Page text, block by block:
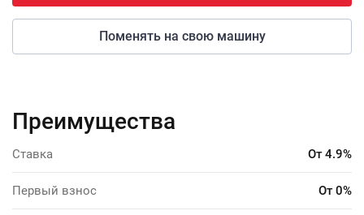
Поменять на свою машину
Преимущества
Ставка От 4.9%
Первый взнос От 0%